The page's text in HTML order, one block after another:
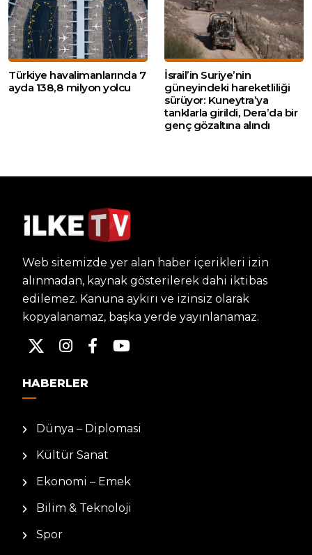
Türkiye havalimanlarında 7
ayda 138,8 milyon yolcu
İsrail’in Suriye’nin
güneyindeki hareketliliği
sürüyor: Kuneytra’ya
tanklarla girildi, Dera’da bir
genç gözaltına alındı
Web sitemizde yer alan haber içerikleri izin
alınmadan, kaynak gösterilerek dahi iktibas
edilemez. Kanuna aykırı ve izinsiz olarak
kopyalanamaz, başka yerde yayınlanamaz.
HABERLER
Dünya – Diplomasi
Kültür Sanat
Ekonomi – Emek
Bilim & Teknoloji
Spor